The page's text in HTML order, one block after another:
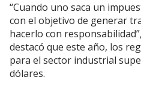
“Cuando uno saca un
con el objetivo de generar
hacerlo con
destacó que este año, los
para el sector industrial
dólares.